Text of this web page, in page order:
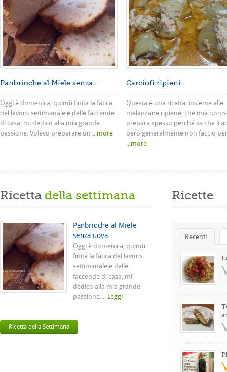
Panbrioche al Miele senza...
Oggi è domenica, quindi finita la fatica
del lavoro settimanale e delle faccende
di casa, mi dedico alla mia grande
passione. Volevo preparare un ...more
Carciofi ripieni
Questa è una ricetta, insieme alle
melanzane ripiene, che mia
prepara spesso perché sa che li
però generalmente non faccio
...more
Ricetta della settimana
Panbrioche al Miele
senza uova
Oggi è domenica, quindi
finita la fatica del lavoro
settimanale e delle
faccende di casa, mi
dedico alla mia grande
passione.... Leggi
Ricetta della Settimana
Ricette
Recenti